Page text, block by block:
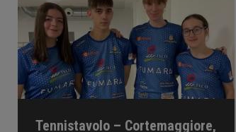
Tennistavolo – Cortemaggiore,